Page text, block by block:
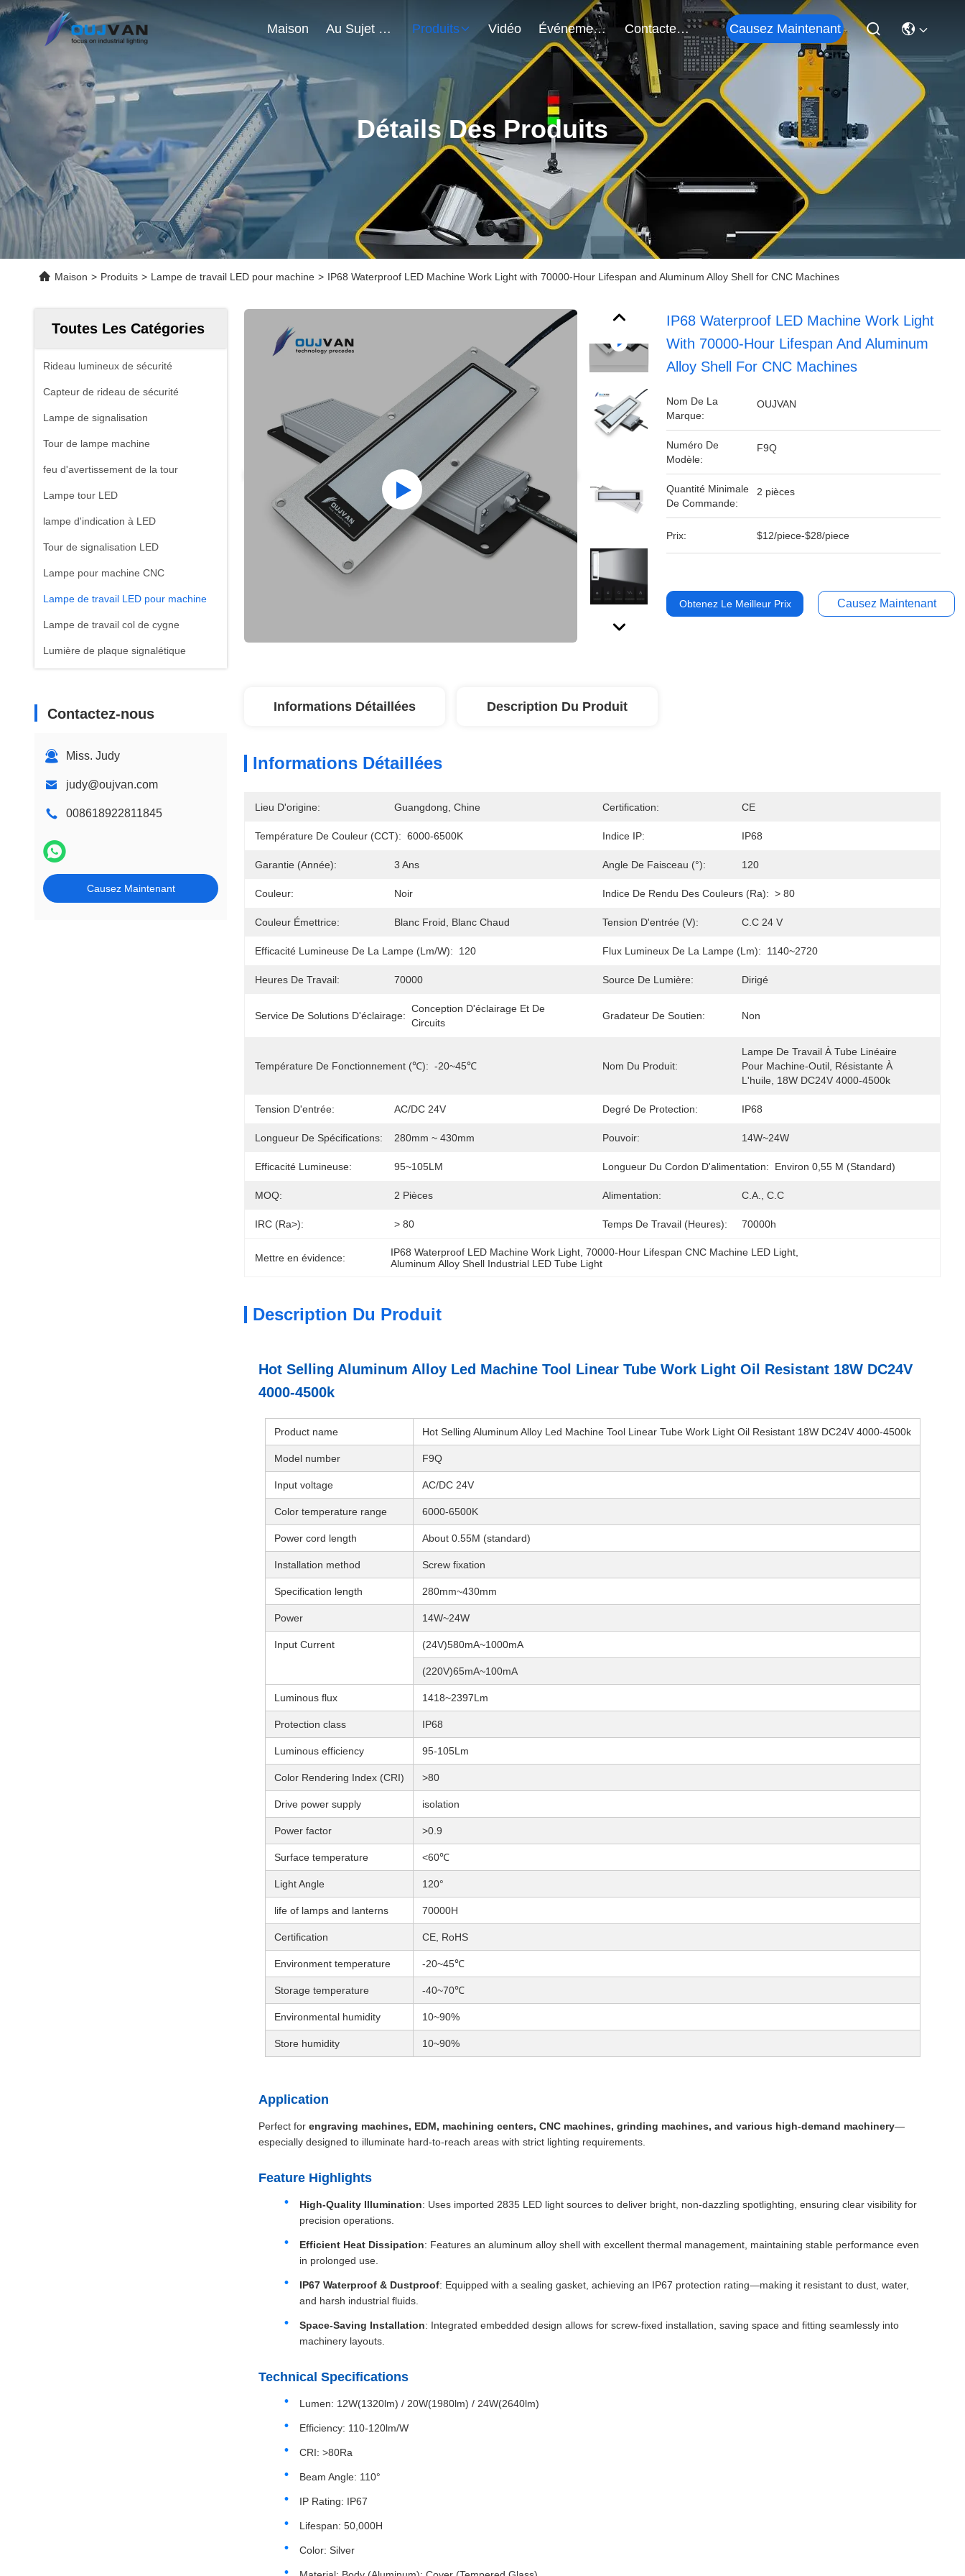
Maison Au Sujet De Nous Produits Vidéo Événements Contactez-Nous Causez Maintenant
Détails Des Produits
Maison > Produits > Lampe de travail LED pour machine > IP68 Waterproof LED Machine Work Light with 70000-Hour Lifespan and Aluminum Alloy Shell for CNC Machines
Toutes Les Catégories
Rideau lumineux de sécurité
Capteur de rideau de sécurité
Lampe de signalisation
Tour de lampe machine
feu d'avertissement de la tour
Lampe tour LED
lampe d'indication à LED
Tour de signalisation LED
Lampe pour machine CNC
Lampe de travail LED pour machine
Lampe de travail col de cygne
Lumière de plaque signalétique
Contactez-nous
Miss. Judy
judy@oujvan.com
008618922811845
Causez Maintenant
IP68 Waterproof LED Machine Work Light
With 70000-Hour Lifespan And Aluminum
Alloy Shell For CNC Machines
Nom De La
Marque:
OUJVAN
Numéro De
Modèle:
F9Q
Quantité Minimale
De Commande:
2 pièces
Prix: $12/piece-$28/piece
Obtenez Le Meilleur Prix Causez Maintenant
Informations Détaillées Description Du Produit
Informations Détaillées
Lieu D'origine: Guangdong, Chine Certification: CE
Température De Couleur (CCT): 6000-6500K Indice IP: IP68
Garantie (année): 3 Ans Angle De Faisceau (°): 120
Couleur: Noir Indice De Rendu Des Couleurs (Ra): > 80
Couleur Émettrice: Blanc Froid, Blanc Chaud Tension D'entrée (V): C.C 24 V
Efficacité Lumineuse De La Lampe (lm/w): 120 Flux Lumineux De La Lampe (lm): 1140~2720
Heures De Travail: 70000 Source De Lumière: Dirigé
Service De Solutions D'éclairage:
Conception D'éclairage Et De
Circuits
Gradateur De Soutien: Non
Température De Fonctionnement (℃): -20~45℃ Nom Du Produit:
Lampe De Travail À Tube Linéaire
Pour Machine-Outil, Résistante À
L'huile, 18W DC24V 4000-4500k
Tension D'entrée: AC/DC 24V Degré De Protection: IP68
Longueur De Spécifications: 280mm ~ 430mm Pouvoir: 14W~24W
Efficacité Lumineuse: 95~105LM Longueur Du Cordon D'alimentation: Environ 0,55 M (standard)
MOQ: 2 Pièces Alimentation: C.A., C.C
IRC (Ra>): > 80 Temps De Travail (heures): 70000h
Mettre en évidence: IP68 Waterproof LED Machine Work Light, 70000-Hour Lifespan CNC Machine LED Light,
Aluminum Alloy Shell Industrial LED Tube Light
Description Du Produit
Hot Selling Aluminum Alloy Led Machine Tool Linear Tube Work Light Oil Resistant 18W DC24V
4000-4500k
Product name Hot Selling Aluminum Alloy Led Machine Tool Linear Tube Work Light Oil Resistant 18W DC24V 4000-4500k
Model number F9Q
Input voltage AC/DC 24V
Color temperature range 6000-6500K
Power cord length About 0.55M (standard)
Installation method Screw fixation
Specification length 280mm~430mm
Power 14W~24W
Input Current (24V)580mA~1000mA
(220V)65mA~100mA
Luminous flux 1418~2397Lm
Protection class IP68
Luminous efficiency 95-105Lm
Color Rendering Index (CRI) >80
Drive power supply isolation
Power factor >0.9
Surface temperature <60℃
Light Angle 120°
life of lamps and lanterns 70000H
Certification CE, RoHS
Environment temperature -20~45℃
Storage temperature -40~70℃
Environmental humidity 10~90%
Store humidity 10~90%
Application
Perfect for engraving machines, EDM, machining centers, CNC machines, grinding machines, and various high-demand machinery—
especially designed to illuminate hard-to-reach areas with strict lighting requirements.
Feature Highlights
High-Quality Illumination: Uses imported 2835 LED light sources to deliver bright, non-dazzling spotlighting, ensuring clear visibility for
precision operations.
Efficient Heat Dissipation: Features an aluminum alloy shell with excellent thermal management, maintaining stable performance even
in prolonged use.
IP67 Waterproof & Dustproof: Equipped with a sealing gasket, achieving an IP67 protection rating—making it resistant to dust, water,
and harsh industrial fluids.
Space-Saving Installation: Integrated embedded design allows for screw-fixed installation, saving space and fitting seamlessly into
machinery layouts.
Technical Specifications
Lumen: 12W(1320lm) / 20W(1980lm) / 24W(2640lm)
Efficiency: 110-120lm/W
CRI: >80Ra
Beam Angle: 110°
IP Rating: IP67
Lifespan: 50,000H
Color: Silver